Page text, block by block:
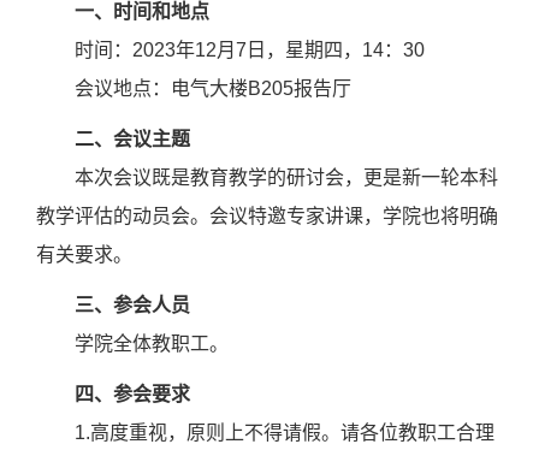
一、时间和地点
时间： 2023年12月 7 日，星期四， 14： 30
会议地点：电气大楼B205报告厅
二、会议主题
本次会议既是教育教学的研讨会，更是新一轮本科
教学评估的动员会。会议特邀专家讲课，学院也将明确
有关要求。
三、参会人员
学院全体教职工。
四、参会要求
1.高度重视，原则上不得请假。请各位教职工合理